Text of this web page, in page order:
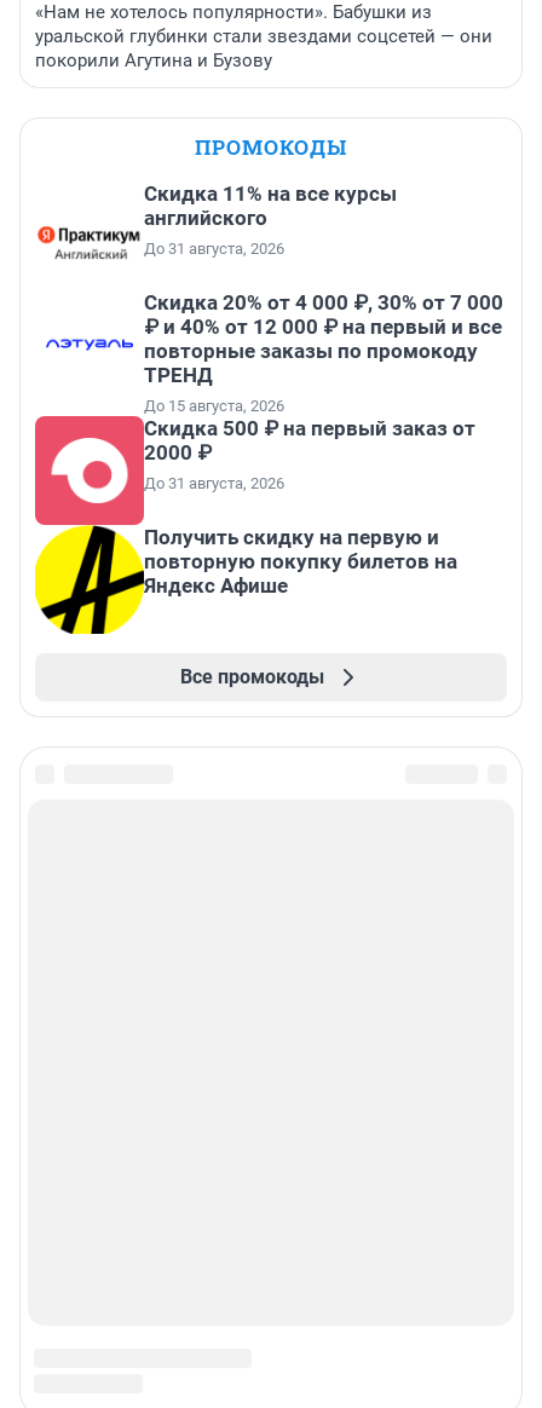
«Нам не хотелось популярности». Бабушки из
уральской глубинки стали звездами соцсетей — они
покорили Агутина и Бузову
ПРОМОКОДЫ
Скидка 11% на все курсы
английского
До 31 августа, 2026
Скидка 20% от 4 000 ₽, 30% от 7 000
₽ и 40% от 12 000 ₽ на первый и все
повторные заказы по промокоду
ТРЕНД
До 15 августа, 2026
Скидка 500 ₽ на первый заказ от
2000 ₽
До 31 августа, 2026
Получить скидку на первую и
повторную покупку билетов на
Яндекс Афише
Все промокоды